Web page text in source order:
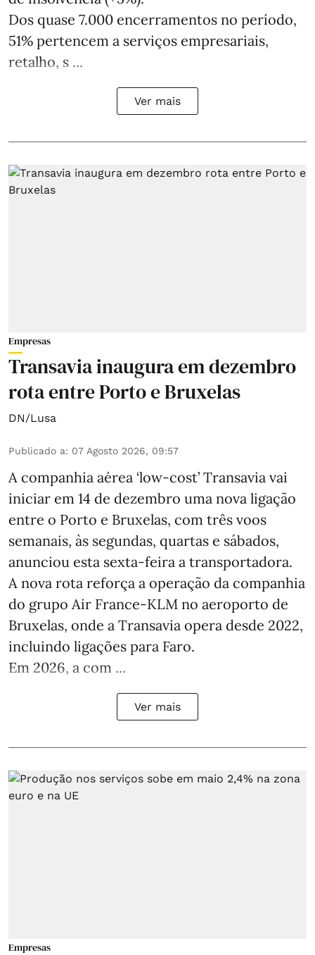
Dos quase 7.000 encerramentos no período,
51% pertencem a serviços empresariais,
retalho, s ...
Ver mais
Empresas
Transavia inaugura em dezembro
rota entre Porto e Bruxelas
DN/Lusa
Publicado a: 07 Agosto 2026, 09:57
A companhia aérea ‘low-cost’ Transavia vai
iniciar em 14 de dezembro uma nova ligação
entre o Porto e Bruxelas, com três voos
semanais, às segundas, quartas e sábados,
anunciou esta sexta-feira a transportadora.
A nova rota reforça a operação da companhia
do grupo Air France-KLM no aeroporto de
Bruxelas, onde a Transavia opera desde 2022,
incluindo ligações para Faro.
Em 2026, a com ...
Ver mais
Empresas